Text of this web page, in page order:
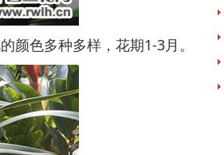
色多种多样，花期1-3月。